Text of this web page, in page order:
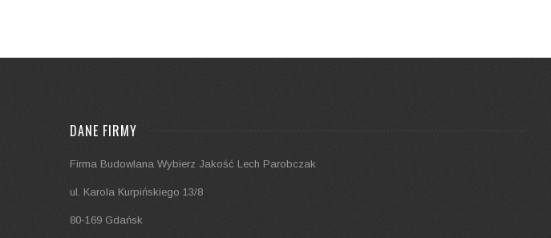
DANE FIRMY
Firma Budowlana Wybierz Jakość Lech Parobczak
ul. Karola Kurpińskiego 13/8
80-169 Gdańsk